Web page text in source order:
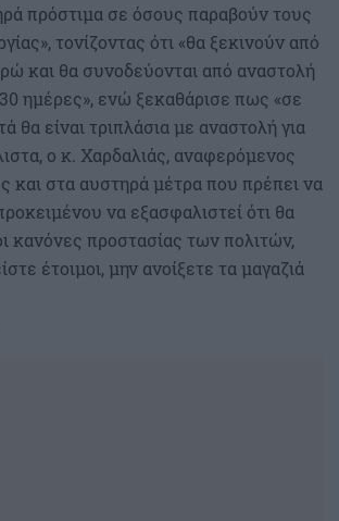
πρόστιμα σε όσους παραβούν τους
τονίζοντας ότι «θα ξεκινούν από
και θα συνοδεύονται από αναστολή
30 ημέρες», ενώ ξεκαθάρισε πως «σε
θα είναι τριπλάσια με αναστολή για
ο κ. Χαρδαλιάς, αναφερόμενος
και στα αυστηρά μέτρα που πρέπει να
να εξασφαλιστεί ότι θα
κανόνες προστασίας των πολιτών,
έτοιμοι, μην ανοίξετε τα μαγαζιά